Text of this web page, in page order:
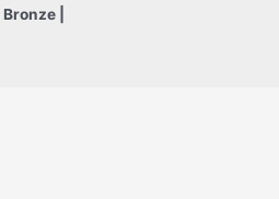
Bronze |